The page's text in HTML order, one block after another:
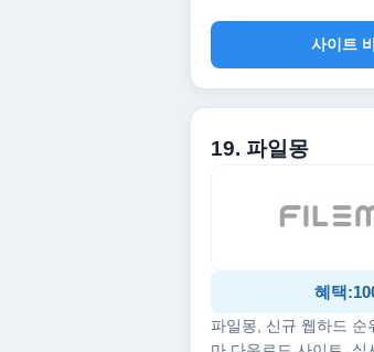
사이트
19. 파일몽
혜택
파일몽, 신규 웹하드